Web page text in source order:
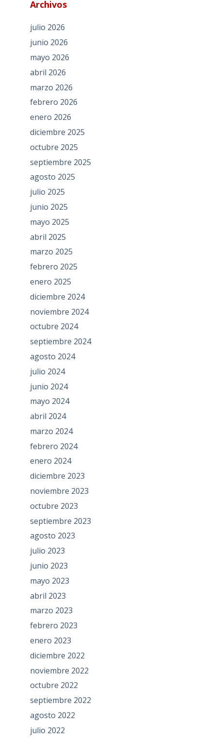
Archivos
julio 2026
junio 2026
mayo 2026
abril 2026
marzo 2026
febrero 2026
enero 2026
diciembre 2025
octubre 2025
septiembre 2025
agosto 2025
julio 2025
junio 2025
mayo 2025
abril 2025
marzo 2025
febrero 2025
enero 2025
diciembre 2024
noviembre 2024
octubre 2024
septiembre 2024
agosto 2024
julio 2024
junio 2024
mayo 2024
abril 2024
marzo 2024
febrero 2024
enero 2024
diciembre 2023
noviembre 2023
octubre 2023
septiembre 2023
agosto 2023
julio 2023
junio 2023
mayo 2023
abril 2023
marzo 2023
febrero 2023
enero 2023
diciembre 2022
noviembre 2022
octubre 2022
septiembre 2022
agosto 2022
julio 2022